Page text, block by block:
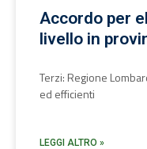
Accordo per
livello in
Terzi: Regione
ed efficienti
LEGGI ALTRO »